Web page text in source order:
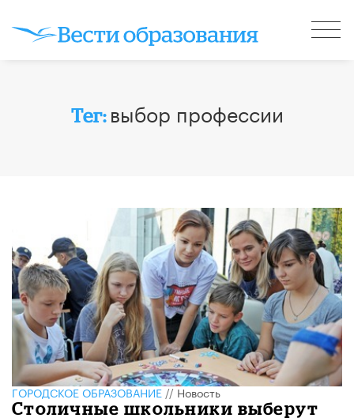
Тег: выбор профессии
ГОРОДСКОЕ ОБРАЗОВАНИЕ//Новость
Столичные школьники выберут